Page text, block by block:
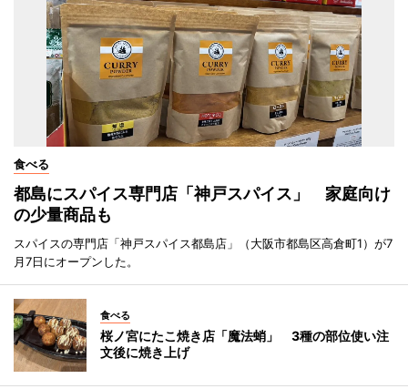
食べる
都島にスパイス専門店「神戸スパイス」 家庭向け
の少量商品も
スパイスの専門店「神戸スパイス都島店」（大阪市都島区高倉町1）が7
月7日にオープンした。
食べる
桜ノ宮にたこ焼き店「魔法蛸」 3種の部位使い注
文後に焼き上げ